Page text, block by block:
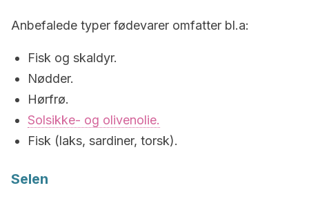
Anbefalede typer fødevarer omfatter bl.a:
Fisk og skaldyr.
Nødder.
Hørfrø.
Solsikke- og olivenolie.
Fisk (laks, sardiner, torsk).
Selen